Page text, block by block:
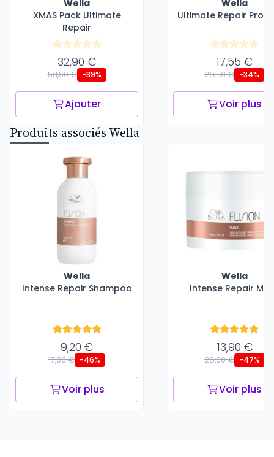
Wella
XMAS Pack Ultimate
Repair
32,90 €
53,50 € -39%
Ajouter
Wella
Ultimate Repair
17,55 €
26,50 € -34%
Voir plus
Produits associés Wella
Wella
Intense Repair Shampoo
9,20 €
17,00 € -46%
Voir plus
Wella
Intense Repair
13,90 €
26,00 € -47%
Voir plus